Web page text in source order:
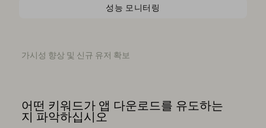
성능 모니터링
가시성 향상 및 신규 유저 확보
어떤 키워드가 앱 다운로드를 유도하는
지 파악하십시오